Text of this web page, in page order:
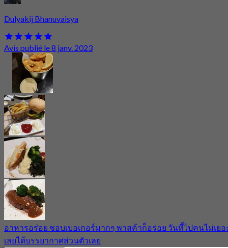
Dulyakij Bhanuvaisya
Avis publié le 8 janv. 2023
อาหารอร่อย ชอบเบอเกอร์มากๆ พาสค้าก็อร่อย วันที้ไปคนไม่เยอ
เลยได้บรรยากาศส่วนตัวเลย